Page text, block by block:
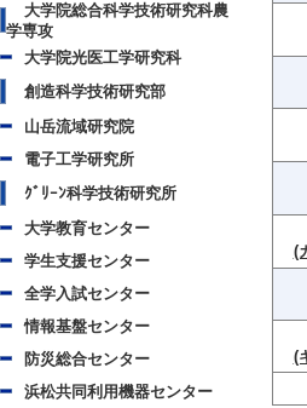
大学院総合科学技術研究科農
学専攻
大学院光医工学研究科
創造科学技術研究部
山岳流域研究院
電子工学研究所
ｸﾞﾘｰﾝ科学技術研究所
大学教育センター
学生支援センター
全学入試センター
情報基盤センター
防災総合センター
浜松共同利用機器センター
(
(